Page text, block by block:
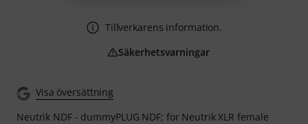
Visa översättning
Neutrik NDF - dummyPLUG NDF; for Neutrik XLR female
Tillverkarens information.
Säkerhetsvarningar